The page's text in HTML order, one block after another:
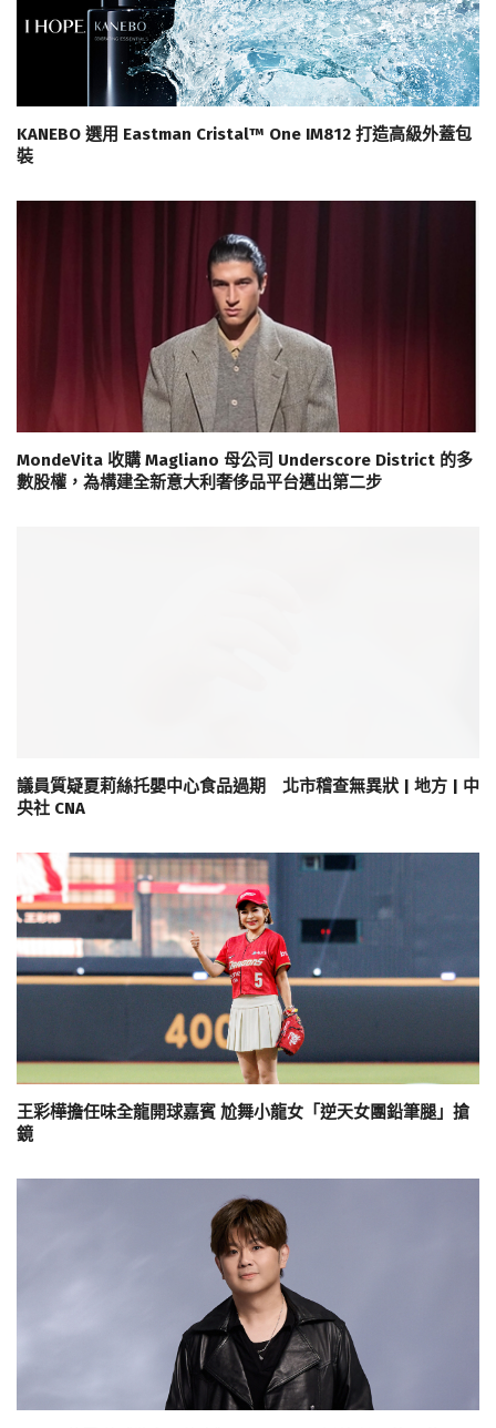
KANEBO 選用 Eastman Cristal™ One IM812 打造高級外蓋包
裝
MondeVita 收購 Magliano 母公司 Underscore District 的多
數股權，為構建全新意大利奢侈品平台邁出第二步
議員質疑夏莉絲托嬰中心食品過期 北市稽查無異狀 | 地方 | 中
央社 CNA
王彩樺擔任味全龍開球嘉賓 尬舞小龍女「逆天女團鉛筆腿」搶
鏡